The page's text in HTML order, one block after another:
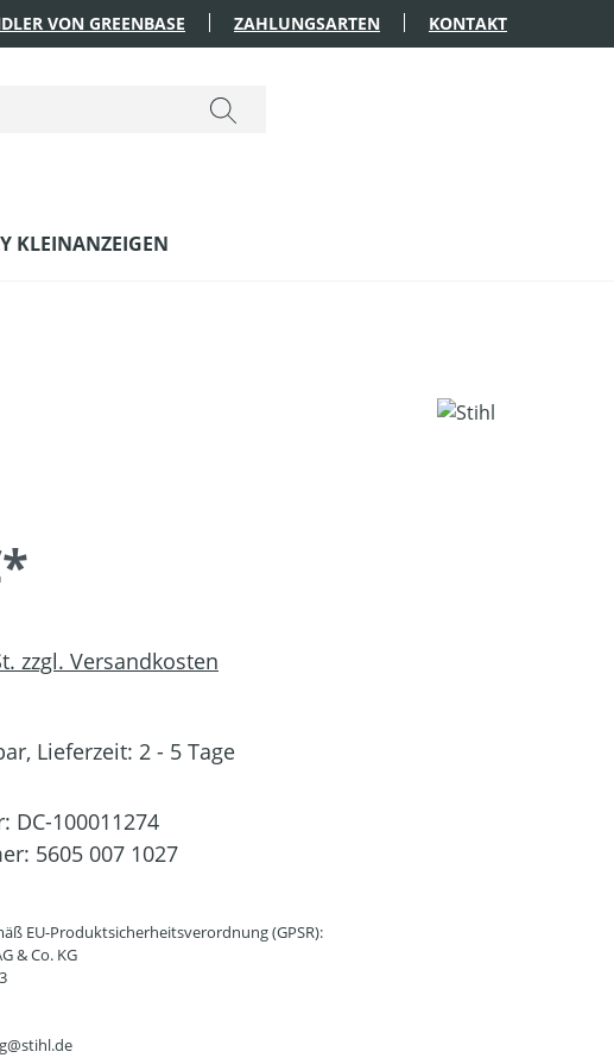
VON GREENBASE ZAHLUNGSARTEN KONTAKT
KLEINANZEIGEN
zzgl. Versandkosten
Lieferzeit: 2 - 5 Tage
DC-100011274
5605 007 1027
EU-Produktsicherheitsverordnung (GPSR):
& Co. KG